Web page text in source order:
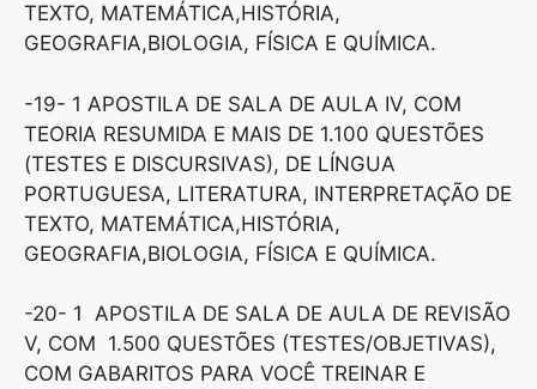
TEXTO, MATEMÁTICA,HISTÓRIA,
GEOGRAFIA,BIOLOGIA, FÍSICA E QUÍMICA.
-19- 1 APOSTILA DE SALA DE AULA IV, COM
TEORIA RESUMIDA E MAIS DE 1.100 QUESTÕES
(TESTES E DISCURSIVAS), DE LÍNGUA
PORTUGUESA, LITERATURA, INTERPRETAÇÃO DE
TEXTO, MATEMÁTICA,HISTÓRIA,
GEOGRAFIA,BIOLOGIA, FÍSICA E QUÍMICA.
-20- 1 APOSTILA DE SALA DE AULA DE REVISÃO
V, COM 1.500 QUESTÕES (TESTES/OBJETIVAS),
COM GABARITOS PARA VOCÊ TREINAR E